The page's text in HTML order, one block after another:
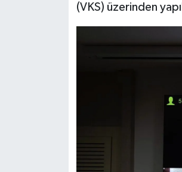
(VKS) üzerinden